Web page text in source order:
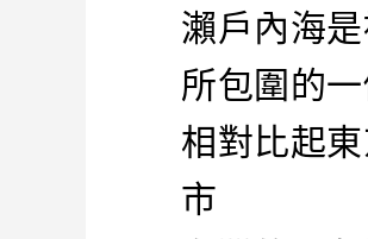
瀨戶內海
所包圍的
相對比起
市